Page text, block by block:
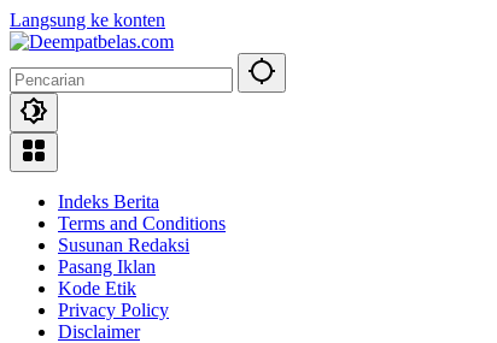
Langsung ke konten
Indeks Berita
Terms and Conditions
Susunan Redaksi
Pasang Iklan
Kode Etik
Privacy Policy
Disclaimer